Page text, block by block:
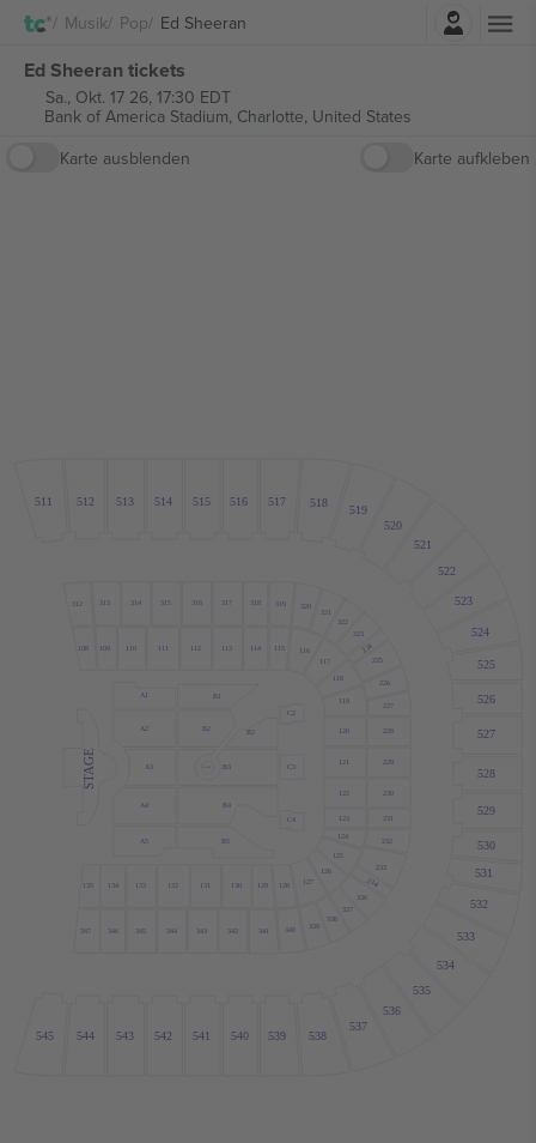
Musik Pop Ed Sheeran
Ed Sheeran tickets
Sa., Okt. 17 26, 17:30 EDT
Bank of America Stadium, Charlotte, United States
Karte ausblenden
Karte aufkleben
C4
C3
C2
B1
B2 B2
B3
B4
B5
A5
A4
A3
A2
A1
108 109 110 111 112 113 114 115
116
117
118
119
120
121
122
123
124
125
126
127
128
129
130
131
132
133
134
135
224
225
226
227
228
229
230
231
232
233
234
312 313 314 315 316 317 318 319 320
321
322
323
336
337
338
339
340
341
342
343
344
345
346
347
511 512 513 514 515 516 517 518
519
520
521
522
523
524
525
526
527
528
529
530
531
532
533
534
535
536
537
538
539
540
541
542
543
544
545
STAGE